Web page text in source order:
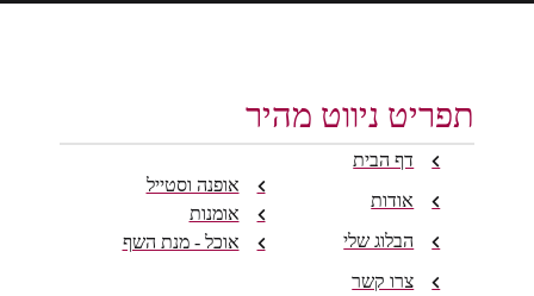
תפריט ניווט מהיר
דף הבית
אודות
הבלוג שלי
צרו קשר
אופנה וסטייל
אומנות
אוכל - מנת השף